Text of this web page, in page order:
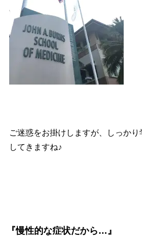
ご迷惑をお掛けしますが、しっか
してきますね♪
『慢性的な症状だから…』